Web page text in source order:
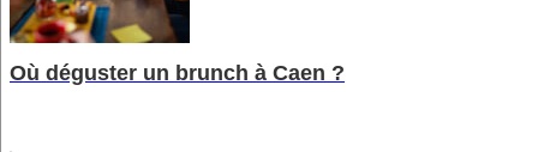
Où déguster un brunch à Caen ?